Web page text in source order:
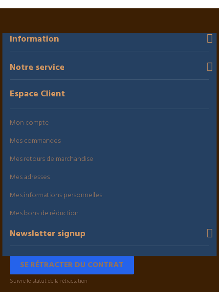
Information
Notre service
Espace Client
Mon compte
Mes commandes
Mes retours de marchandise
Mes adresses
Mes informations personnelles
Mes bons de réduction
Newsletter signup
SE RÉTRACTER DU CONTRAT
Suivre le statut de la rétractation